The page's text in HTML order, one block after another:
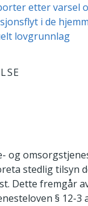
etter varsel
i de
lovgrunnlag
og
stedlig tilsyn
Dette fremgår
§ 12-3